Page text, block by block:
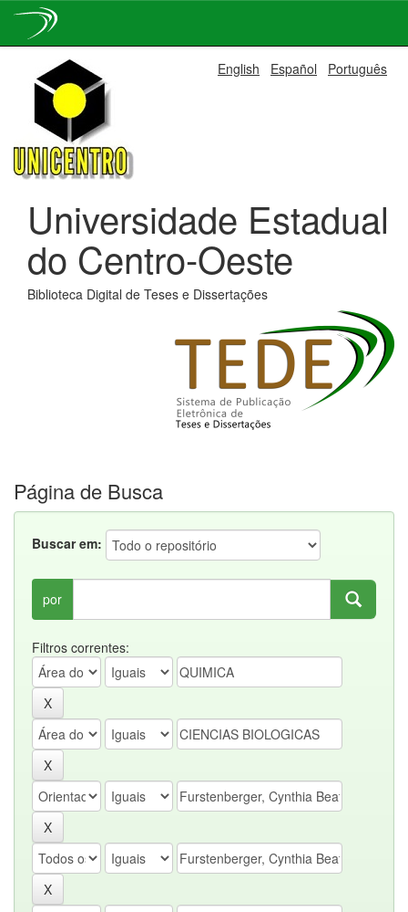
navigation
English Español Português
Universidade Estadual
do Centro-Oeste
Biblioteca Digital de Teses e Dissertações
Página de Busca
Buscar em:
por
Filtros correntes: